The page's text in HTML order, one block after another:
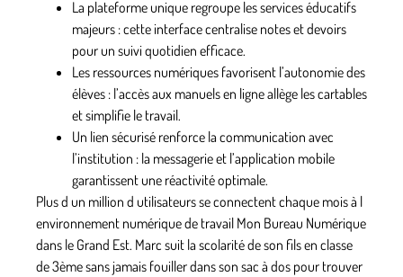
La plateforme unique regroupe les services éducatifs
majeurs : cette interface centralise notes et devoirs
pour un suivi quotidien efficace.
Les ressources numériques favorisent l’autonomie des
élèves : l’accès aux manuels en ligne allège les cartables
et simplifie le travail.
Un lien sécurisé renforce la communication avec
l’institution : la messagerie et l’application mobile
garantissent une réactivité optimale.
Plus d un million d utilisateurs se connectent chaque mois à l
environnement numérique de travail Mon Bureau Numérique
dans le Grand Est. Marc suit la scolarité de son fils en classe
de 3ème sans jamais fouiller dans son sac à dos pour trouver